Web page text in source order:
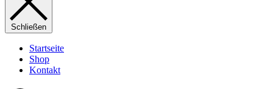
Schließen
Startseite
Shop
Kontakt